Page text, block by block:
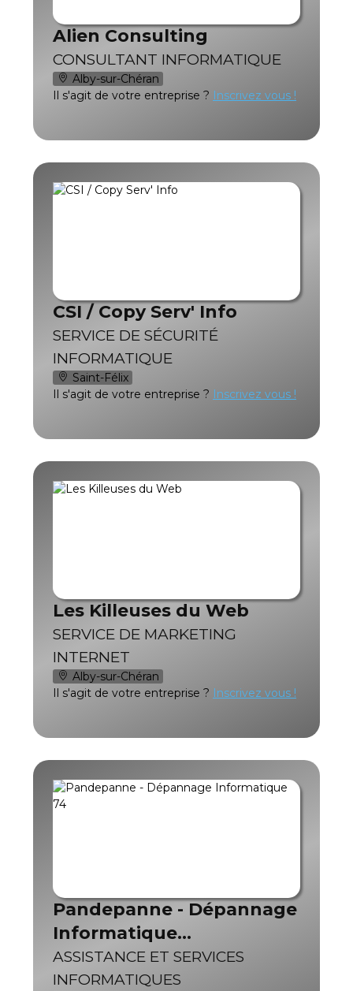
Alien Consulting
CONSULTANT INFORMATIQUE
Alby-sur-Chéran
Il s'agit de votre entreprise ? Inscrivez vous !
CSI / Copy Serv' Info
SERVICE DE SÉCURITÉ
INFORMATIQUE
Saint-Félix
Il s'agit de votre entreprise ? Inscrivez vous !
Les Killeuses du Web
SERVICE DE MARKETING
INTERNET
Alby-sur-Chéran
Il s'agit de votre entreprise ? Inscrivez vous !
Pandepanne - Dépannage
Informatique…
ASSISTANCE ET SERVICES
INFORMATIQUES